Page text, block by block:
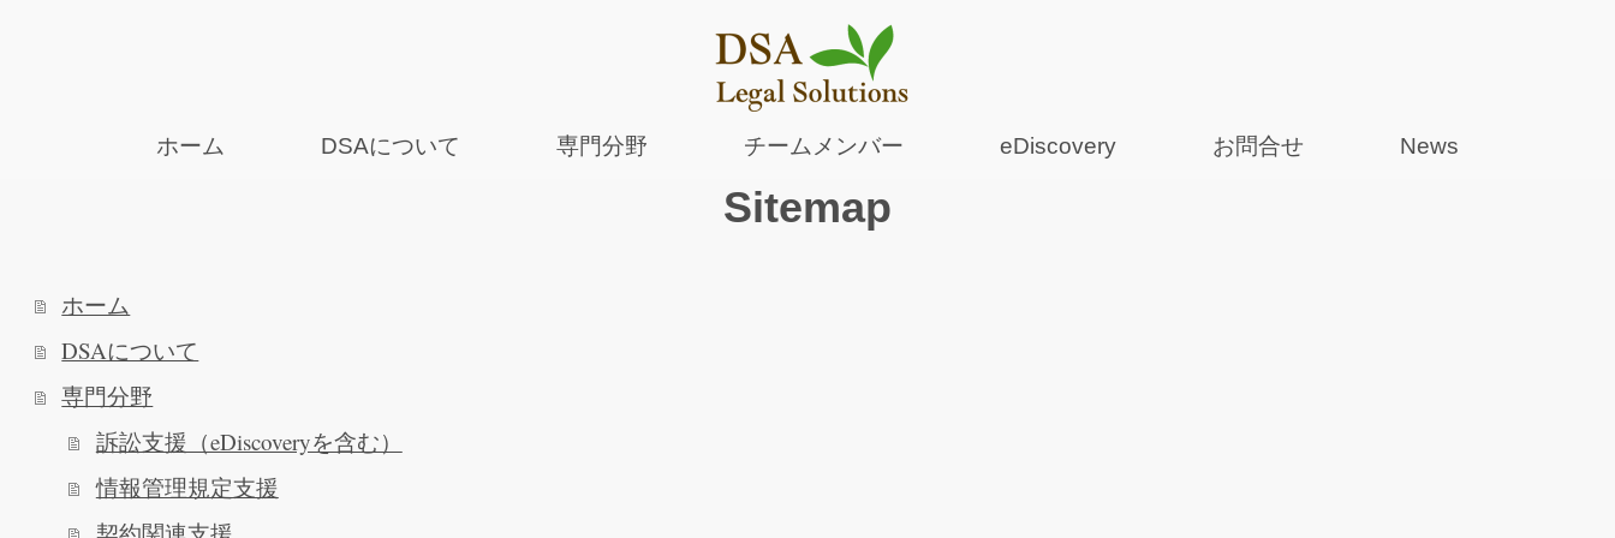
ホーム DSAについて 専門分野 チームメンバー eDiscovery お問合せ News
Sitemap
ホーム
DSAについて
専門分野
訴訟支援（eDiscoveryを含む）
情報管理規定支援